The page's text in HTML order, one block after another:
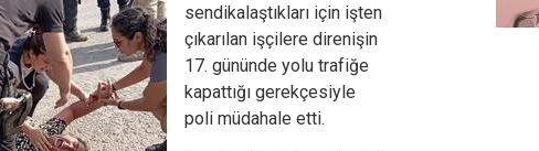
sendikalaştıkları için işten
çıkarılan işçilere direnişin
17. gününde yolu trafiğe
kapattığı gerekçesiyle
poli müdahale etti.